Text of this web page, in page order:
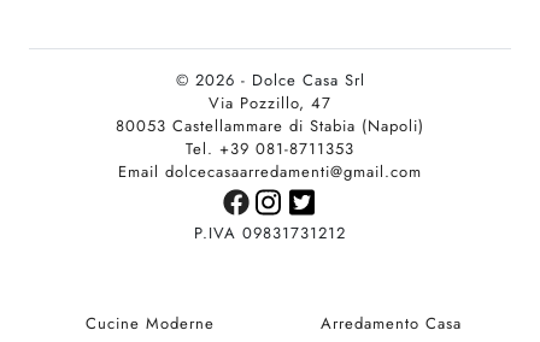
© 2026 - Dolce Casa Srl
Via Pozzillo, 47
80053 Castellammare di Stabia (Napoli)
Tel. +39 081-8711353
Email dolcecasaarredamenti@gmail.com
P.IVA 09831731212
Cucine Moderne Arredamento Casa